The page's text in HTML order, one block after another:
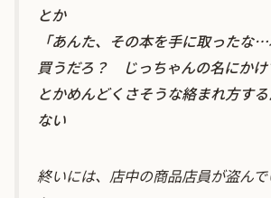
とか
「あんた、その本を手に取ったな
買うだろ？ じっちゃんの名にかけ
とかめんどくさそうな絡まれ方す
ない
終いには、店中の商品店員が盗ん